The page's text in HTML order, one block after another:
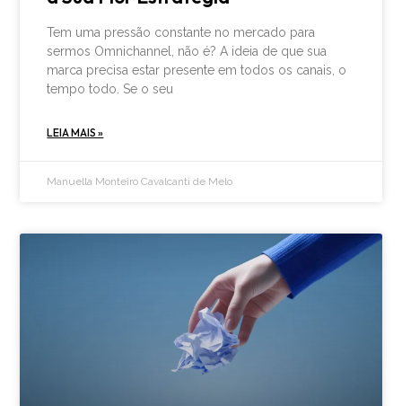
Tem uma pressão constante no mercado para
sermos Omnichannel, não é? A ideia de que sua
marca precisa estar presente em todos os canais, o
tempo todo. Se o seu
LEIA MAIS »
Manuella Monteiro Cavalcanti de Melo